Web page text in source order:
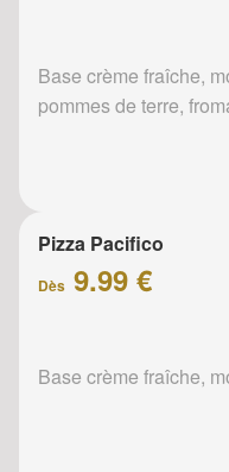
Base crème fraîche,
pommes de terre,
Pizza Pacifico
Dès 9.99 €
Base crème fraîche,